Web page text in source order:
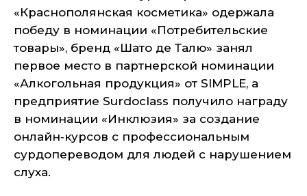
«Краснополянская косметика» одержала
победу в номинации «Потребительские
товары», бренд «Шато де Талю» занял
первое место в партнерской номинации
«Алкогольная продукция» от SIMPLE, а
предприятие Surdoclass получило награду
в номинации «Инклюзия» за создание
онлайн‑курсов с профессиональным
сурдопереводом для людей с нарушением
слуха.